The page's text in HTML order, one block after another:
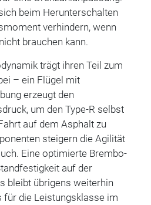
beim Herunterschalten
verhindern, wenn
brauchen kann.
trägt ihren Teil zum
– ein Flügel mit
erzeugt den
um den Type-R selbst
auf dem Asphalt zu
steigern die Agilität
Eine optimierte Brembo-
auf der
bleibt übrigens weiterhin
für die Leistungsklasse im